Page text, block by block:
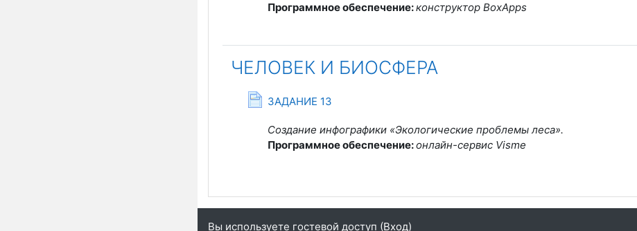
Программное обеспечение:конструктор BoxApps
ЧЕЛОВЕК И БИОСФЕРА
ЗАДАНИЕ 13Страница
Создание инфографики «Экологические проблемы леса».
Программное обеспечение:онлайн-сервис Visme
Вы используете гостевой доступ (Вход)